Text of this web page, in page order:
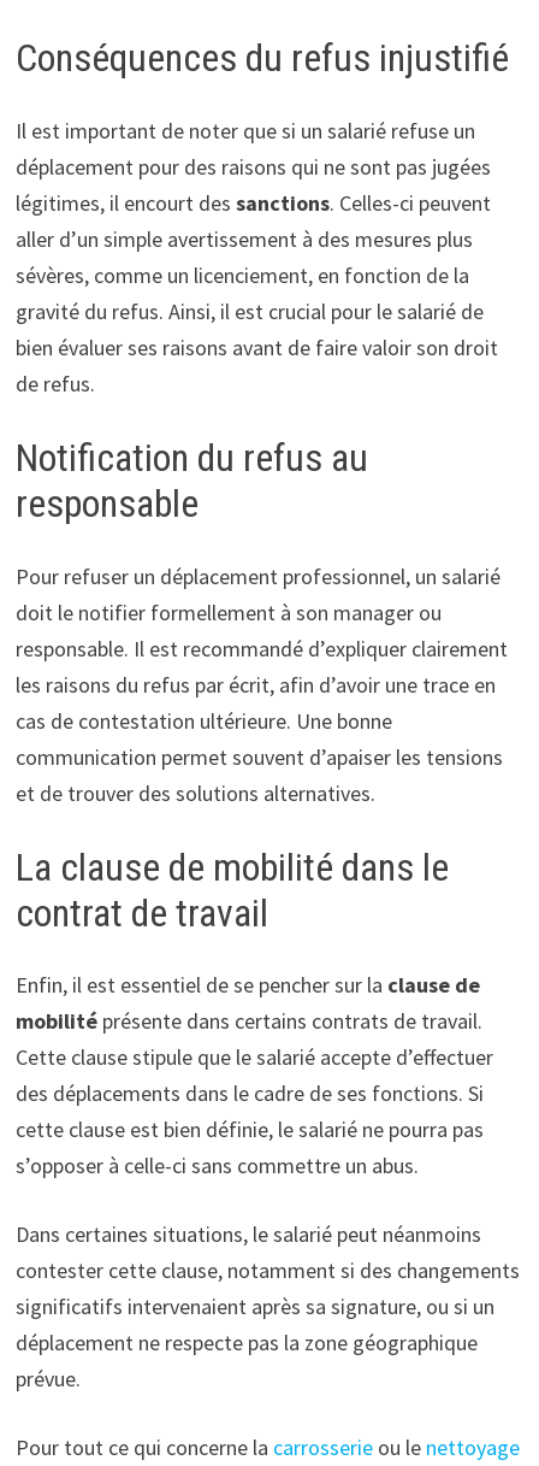
Conséquences du refus injustifié
Il est important de noter que si un salarié refuse un
déplacement pour des raisons qui ne sont pas jugées
légitimes, il encourt des sanctions. Celles-ci peuvent
aller d’un simple avertissement à des mesures plus
sévères, comme un licenciement, en fonction de la
gravité du refus. Ainsi, il est crucial pour le salarié de
bien évaluer ses raisons avant de faire valoir son droit
de refus.
Notification du refus au
responsable
Pour refuser un déplacement professionnel, un salarié
doit le notifier formellement à son manager ou
responsable. Il est recommandé d’expliquer clairement
les raisons du refus par écrit, afin d’avoir une trace en
cas de contestation ultérieure. Une bonne
communication permet souvent d’apaiser les tensions
et de trouver des solutions alternatives.
La clause de mobilité dans le
contrat de travail
Enfin, il est essentiel de se pencher sur la clause de
mobilitéprésente dans certains contrats de travail.
Cette clause stipule que le salarié accepte d’effectuer
des déplacements dans le cadre de ses fonctions. Si
cette clause est bien définie, le salarié ne pourra pas
s’opposer à celle-ci sans commettre un abus.
Dans certaines situations, le salarié peut néanmoins
contester cette clause, notamment si des changements
significatifs intervenaient après sa signature, ou si un
déplacement ne respecte pas la zone géographique
prévue.
Pour tout ce qui concerne la carrosserieou le nettoyage